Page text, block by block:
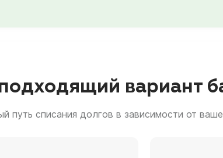
вариант
путь списания долгов в зависимости от